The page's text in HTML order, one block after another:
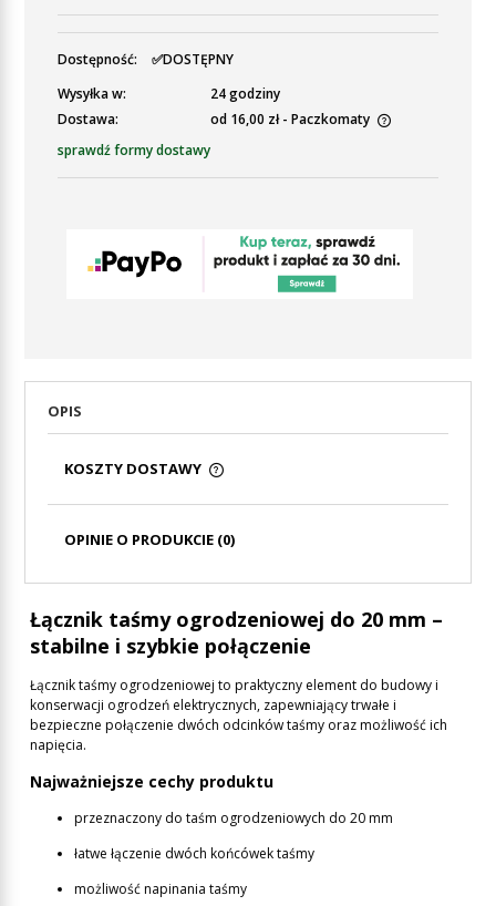
Dostępność:
✅DOSTĘPNY
Wysyłka w:
24 godziny
Dostawa:
od 16,00 zł - Paczkomaty
Cena nie zawiera ewentualnych kosztów płatności
sprawdź formy dostawy
OPIS
KOSZTY DOSTAWY
PŁATNOŚCI
OPINIE O PRODUKCIE (0)
Łącznik taśmy ogrodzeniowej do 20 mm –
stabilne i szybkie połączenie
Łącznik taśmy ogrodzeniowej to praktyczny element do budowy i
konserwacji ogrodzeń elektrycznych, zapewniający trwałe i
bezpieczne połączenie dwóch odcinków taśmy oraz możliwość ich
napięcia.
Najważniejsze cechy produktu
przeznaczony do taśm ogrodzeniowych do 20 mm
łatwe łączenie dwóch końcówek taśmy
możliwość napinania taśmy